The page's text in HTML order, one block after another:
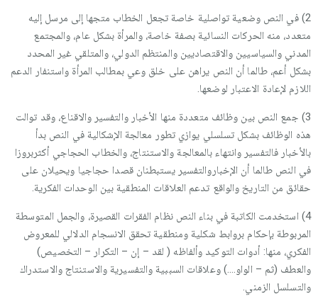
2) في النص وضعية تواصلية خاصة تجعل الخطاب متجها إلى مرسل إليه
متعدد، منه الحركات النسائية بصفة خاصة، والمرأة بشكل عام، والمجتمع
المدني والسياسيين والاقتصاديين والمنتظم الدولي، والمتلقي غير المحدد
بشكل أعم، طالما أن النص يراهن على خلق وعي بمطالب المرأة واستنفار الدعم
اللازم لإعادة الاعتبار لوضعها.
3) جمع النص بين وظائف متعددة منها الأخبار والتفسير والاقناع، وقد توالت
هذه الوظائف بشكل تسلسلي يوازي تطور معالجة الإشكالية في النص بدأ
بالأخبار فالتفسير وانتهاء بالمعالجة والاستنتاج، والخطاب الحجاجي أكثربروزا
في النص طالما أن الإخباروالتفسير يستبطنان قصدا حجاجيا ويحيلان على
حقائق من التاريخ والواقع تدعم العلاقات المنطقية بين الوحدات الفكرية.
4) استخدمت الكاتبة في بناء النص نظام الفقرات القصيرة، والجمل المتوسطة
المربوطة بإحكام بروابط شكلية ومنطقية تحقق الانسجام الدلالي للمعروض
الفكري، منها: أدوات التوكيد وألفاظه ( لقد – إن – التكرار – التخصيص)
والعطف (ثم – الواو….) وعلاقات السببية والتفسيرية والاستنتاج والاستدراك
والتسلسل الزمني.